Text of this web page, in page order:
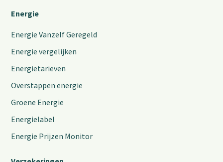
Energie
Energie Vanzelf Geregeld
Energie vergelijken
Energietarieven
Overstappen energie
Groene Energie
Energielabel
Energie Prijzen Monitor